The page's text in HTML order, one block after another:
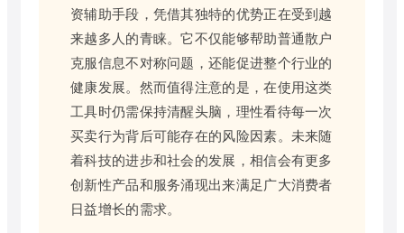
资辅助手段，凭借其独特的优势正在受到越
来越多人的青睐。它不仅能够帮助普通散户
克服信息不对称问题，还能促进整个行业的
健康发展。然而值得注意的是，在使用这类
工具时仍需保持清醒头脑，理性看待每一次
买卖行为背后可能存在的风险因素。未来随
着科技的进步和社会的发展，相信会有更多
创新性产品和服务涌现出来满足广大消费者
日益增长的需求。